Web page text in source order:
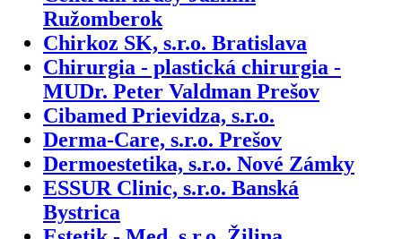
Ružomberok
Chirkoz SK, s.r.o. Bratislava
Chirurgia - plastická chirurgia -
MUDr. Peter Valdman Prešov
Cibamed Prievidza, s.r.o.
Derma-Care, s.r.o. Prešov
Dermoestetika, s.r.o. Nové Zámky
ESSUR Clinic, s.r.o. Banská
Bystrica